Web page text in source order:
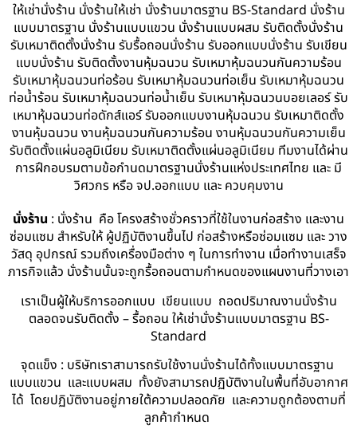
ให้เช่านั่งร้าน นั่งร้านให้เช่า นั่งร้านมาตรฐาน BS-Standard นั่งร้าน
แบบมาตรฐาน นั่งร้านแบบแขวน นั่งร้านแบบผสม รับติดตั้งนั่งร้าน
รับเหมาติดตั้งนั่งร้าน รับรื้อถอนนั่งร้าน รับออกแบบนั่งร้าน รับเขียน
แบบนั่งร้าน รับติดตั้งงานหุ้มฉนวน รับเหมาหุ้มฉนวนกันความร้อน
รับเหมาหุ้มฉนวนท่อร้อน รับเหมาหุ้มฉนวนท่อเย็น รับเหมาหุ้มฉนวน
ท่อน้ำร้อน รับเหมาหุ้มฉนวนท่อน้ำเย็น รับเหมาหุ้มฉนวนบอยเลอร์ รับ
เหมาหุ้มฉนวนท่อดักส์แอร์ รับออกแบบงานหุ้มฉนวน รับเหมาติดตั้ง
งานหุ้มฉนวน งานหุ้มฉนวนกันความร้อน งานหุ้มฉนวนกันความเย็น
รับติดตั้งแผ่นอลูมิเนียม รับเหมาติดตั้งแผ่นอลูมิเนียม ทีมงานได้ผ่าน
การฝึกอบรมตามข้อกำนดมาตรฐานนั่งร้านแห่งประเทศไทย และ มี
วิศวกร หรือ จป.ออกแบบ และ ควบคุมงาน
นั่งร้าน : นั่งร้าน คือ โครงสร้างชั่วคราวที่ใช้ในงานก่อสร้าง และงาน
ซ่อมแซม สำหรับให้ ผู้ปฏิบัติงานขึ้นไป ก่อสร้างหรือซ่อมแซม และ วาง
วัสดุ อุปกรณ์ รวมถึงเครื่องมือต่าง ๆ ในการทำงาน เมื่อทำงานเสร็จ
ภารกิจแล้ว นั่งร้านนั้นจะถูกรื้อถอนตามกำหนดของแผนงานที่วางเอา
เราเป็นผู้ให้บริการออกแบบ เขียนแบบ ถอดปริมาณงานนั่งร้าน
ตลอดจนรับติดตั้ง – รื้อถอน ให้เช่านั่งร้านแบบมาตรฐาน BS-
Standard
จุดแข็ง : บริษัทเราสามารถรับใช้งานนั่งร้านได้ทั้งแบบมาตรฐาน
แบบแขวน และแบบผสม ทั้งยังสามารถปฏิบัติงานในพื้นที่อับอากาศ
ได้ โดยปฏิบัติงานอยู่ภายใต้ความปลอดภัย และความถูกต้องตามที่
ลูกค้ากำหนด